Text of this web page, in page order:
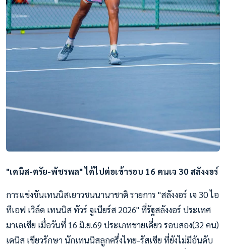
"เดนิส-ตรัย-พัชรพล" ได้ไปต่อเข้ารอบ 16 คนเจ 30 สลังงอร์
การแข่งขันเทนนิสเยาวชนนานาชาติ รายการ "สลังงอร์ เจ 30 ไอ
ทีเอฟ เวิล์ด เทนนิส ทัวร์ จูเนียร์ส 2026" ที่รัฐสลังงอร์ ประเทศ
มาเลเซีย เมื่อวันที่ 16 มิ.ย.69 ประเภทชายเดี่ยว รอบสอง(32 คน)
เดนิส เขียวรักษา นักเทนนิสลูกครึ่งไทย-รัสเซีย ที่ยังไม่มีอันดับ